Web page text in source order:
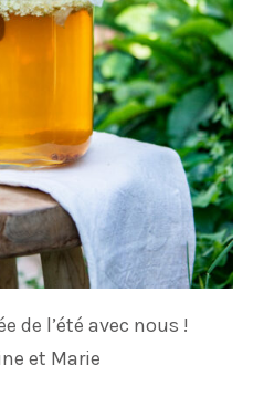
de l’été avec nous !
et Marie